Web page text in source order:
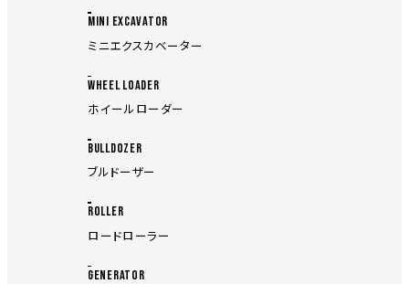
MINI EXCAVATOR
ミニエクスカベーター
WHEEL LOADER
ホイールローダー
BULLDOZER
ブルドーザー
ROLLER
ロードローラー
GENERATOR